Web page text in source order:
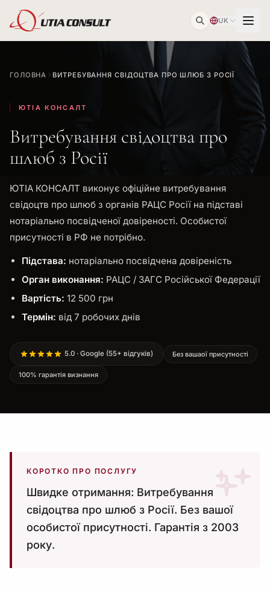
UK
ГОЛОВНА ВИТРЕБУВАННЯ СВІДОЦТВА ПРО ШЛЮБ З РОСІЇ
ЮТІА КОНСАЛТ
Витребування свідоцтва про
шлюб з Росії
ЮТІА КОНСАЛТ виконує офіційне витребування
свідоцтв про шлюб з органів РАЦС Росії на підставі
нотаріально посвідченої довіреності. Особистої
присутності в РФ не потрібно.
Підстава: нотаріально посвідчена довіреність
Орган виконання: РАЦС / ЗАГС Російської Федерації
Вартість: 12 500 грн
Термін: від 7 робочих днів
5.0 · Google (55+ відгуків) Без вашаої присутності
100% гарантія визнання
КОРОТКО ПРО ПОСЛУГУ
Швидке отримання: Витребування
свідоцтва про шлюб з Росії. Без вашої
особистої присутності. Гарантія з 2003
року.